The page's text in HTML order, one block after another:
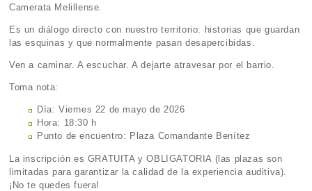
Camerata Melillense.
Es un diálogo directo con nuestro territorio: historias que guardan
las esquinas y que normalmente pasan desapercibidas.
Ven a caminar. A escuchar. A dejarte atravesar por el barrio.
Toma nota:
Día: Viernes 22 de mayo de 2026
Hora: 18:30 h
Punto de encuentro: Plaza Comandante Benítez
La inscripción es GRATUITA y OBLIGATORIA (las plazas son
limitadas para garantizar la calidad de la experiencia auditiva).
¡No te quedes fuera!